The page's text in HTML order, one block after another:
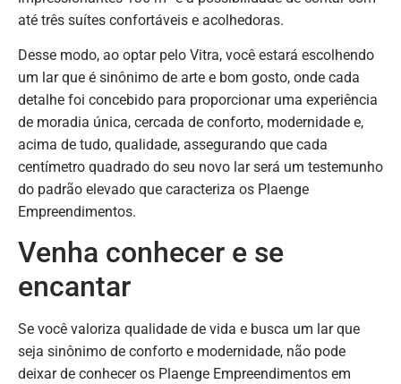
até três suítes confortáveis e acolhedoras.
Desse modo, ao optar pelo Vitra, você estará escolhendo
um lar que é sinônimo de arte e bom gosto, onde cada
detalhe foi concebido para proporcionar uma experiência
de moradia única, cercada de conforto, modernidade e,
acima de tudo, qualidade, assegurando que cada
centímetro quadrado do seu novo lar será um testemunho
do padrão elevado que caracteriza os Plaenge
Empreendimentos.
Venha conhecer e se
encantar
Se você valoriza qualidade de vida e busca um lar que
seja sinônimo de conforto e modernidade, não pode
deixar de conhecer os Plaenge Empreendimentos em